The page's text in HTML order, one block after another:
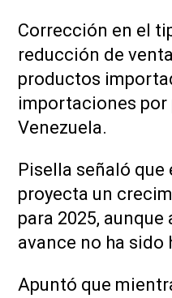
Corrección en el
reducción de
productos
importaciones por
Venezuela.
Pisella señaló
proyecta un
para 2025,
avance no ha sido
Apuntó que